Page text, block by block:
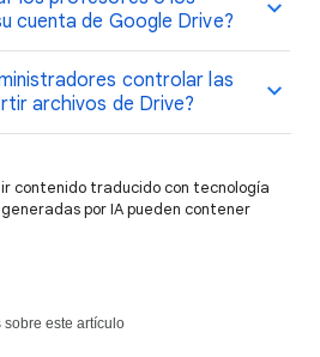
cuenta de Google Drive?
controlar las
archivos de Drive?
contenido traducido con tecnología
por IA pueden contener
sobre este artículo